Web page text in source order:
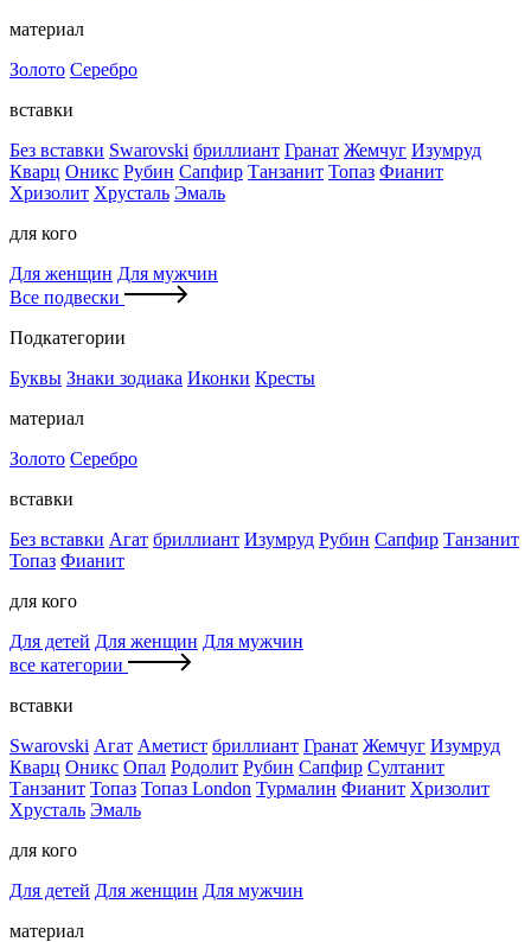
материал
Золото Серебро
вставки
Без вставки Swarovski бриллиант Гранат Жемчуг Изумруд
Кварц Оникс Рубин Сапфир Танзанит Топаз Фианит
Хризолит Хрусталь Эмаль
для кого
Для женщин Для мужчин
Все подвески
Подкатегории
Буквы Знаки зодиака Иконки Кресты
материал
Золото Серебро
вставки
Без вставки Агат бриллиант Изумруд Рубин Сапфир Танзанит
Топаз Фианит
для кого
Для детей Для женщин Для мужчин
все категории
вставки
Swarovski Агат Аметист бриллиант Гранат Жемчуг Изумруд
Кварц Оникс Опал Родолит Рубин Сапфир Султанит
Танзанит Топаз Топаз London Турмалин Фианит Хризолит
Хрусталь Эмаль
для кого
Для детей Для женщин Для мужчин
материал